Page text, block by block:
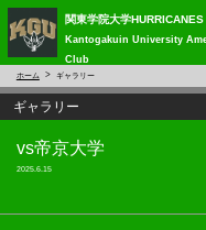
関東学院大学HURRICANES
Kantogakuin University
Club
ホーム ギャラリー
ギャラリー
vs帝京大学
2025.6.15